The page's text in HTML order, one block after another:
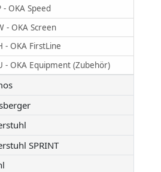
- OKA Speed
- OKA Screen
- OKA FirstLine
- OKA Equipment (Zubehör)
SPRINT